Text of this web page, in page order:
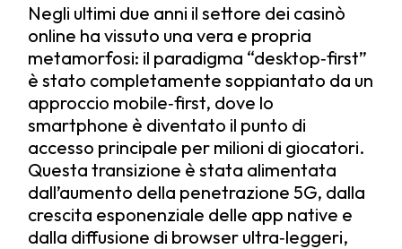
Negli ultimi due anni il settore dei casinò
online ha vissuto una vera e propria
metamorfosi: il paradigma “desktop‑first”
è stato completamente soppiantato da un
approccio mobile‑first, dove lo
smartphone è diventato il punto di
accesso principale per milioni di giocatori.
Questa transizione è stata alimentata
dall’aumento della penetrazione 5G, dalla
crescita esponenziale delle app native e
dalla diffusione di browser ultra‑leggeri,